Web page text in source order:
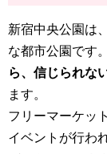
新宿中央公園は
な都市公園です。
ら、信じられな
ます。
フリーマーケッ
イベントが行わ